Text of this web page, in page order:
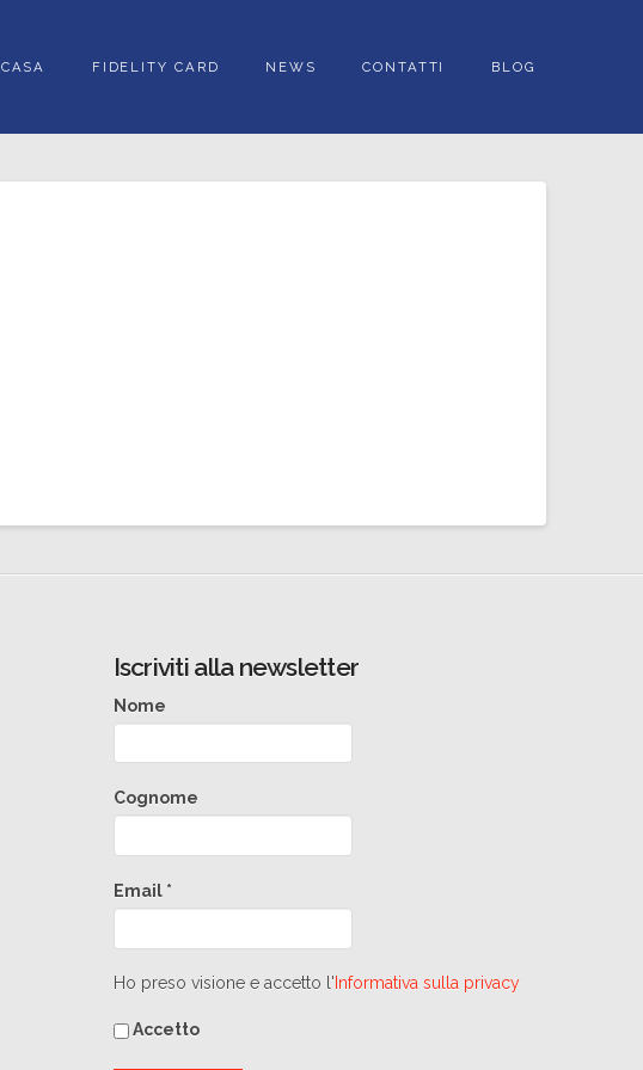
CASA FIDELITY CARD NEWS CONTATTI BLOG
Iscriviti alla newsletter
Nome
Cognome
Email *
Ho preso visione e accetto l' Informativa sulla privacy
Accetto